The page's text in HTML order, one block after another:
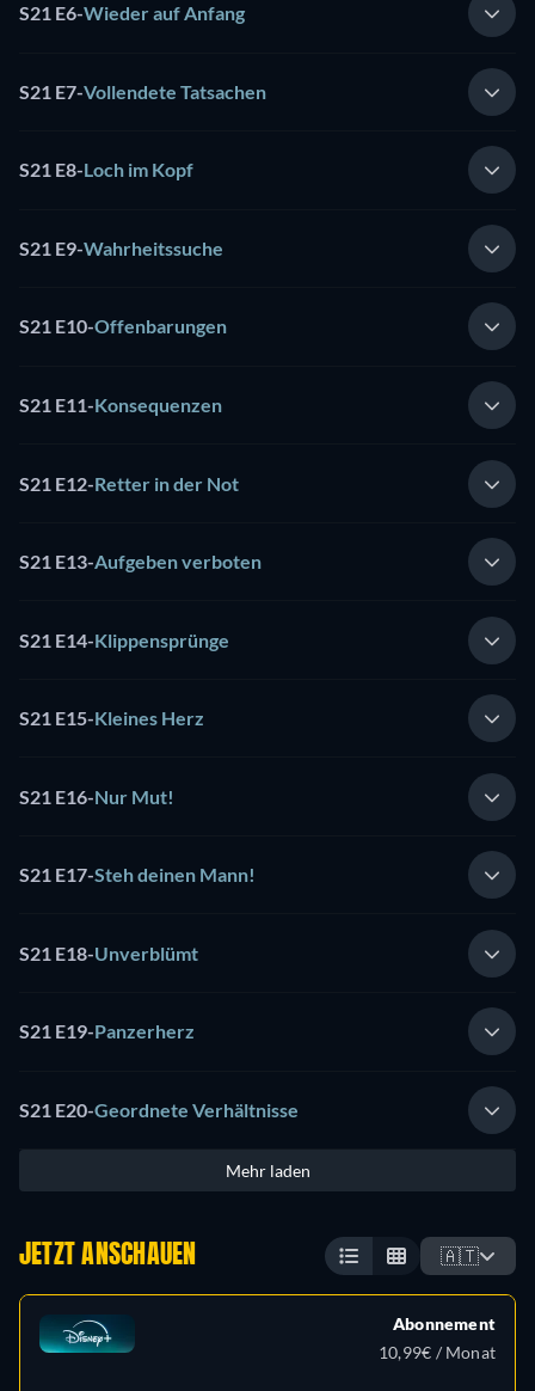
S21 E6-Wieder auf Anfang
S21 E7-Vollendete Tatsachen
S21 E8-Loch im Kopf
S21 E9-Wahrheitssuche
S21 E10-Offenbarungen
S21 E11-Konsequenzen
S21 E12-Retter in der Not
S21 E13-Aufgeben verboten
S21 E14-Klippensprünge
S21 E15-Kleines Herz
S21 E16-Nur Mut!
S21 E17-Steh deinen Mann!
S21 E18-Unverblümt
S21 E19-Panzerherz
S21 E20-Geordnete Verhältnisse
Mehr laden
JETZT ANSCHAUEN 🇦🇹
Abonnement
10,99€ / Monat